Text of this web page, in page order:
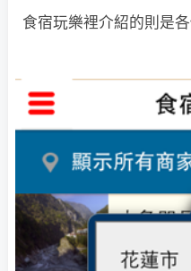
食宿玩樂裡介紹的則是